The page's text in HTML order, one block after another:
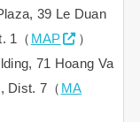
39 Le Duan
1（ MAP
）
71 Hoang Va
Dist. 7（ MA